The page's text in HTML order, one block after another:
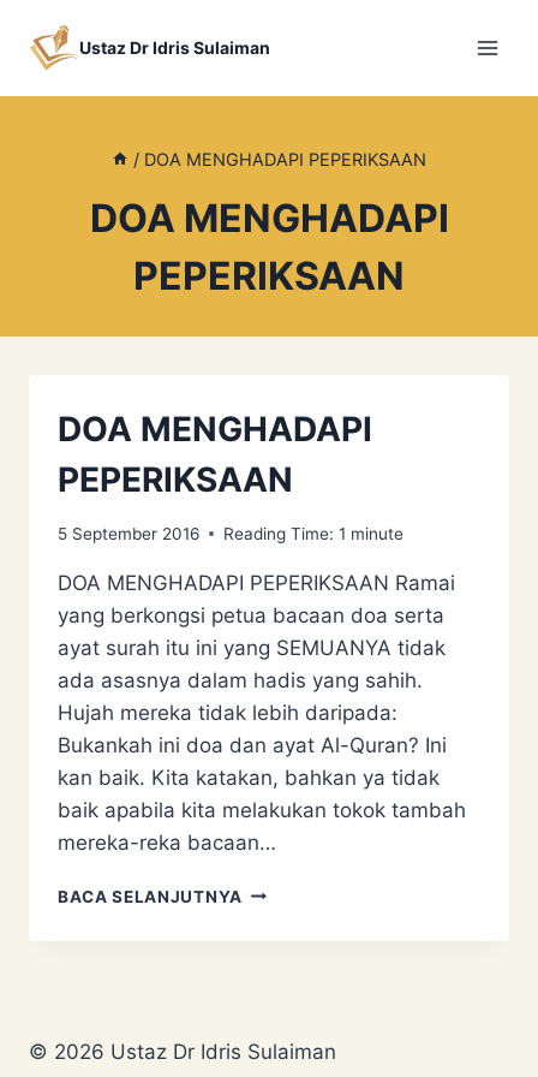
Ustaz Dr Idris Sulaiman
/ DOA MENGHADAPI PEPERIKSAAN
DOA MENGHADAPI
PEPERIKSAAN
DOA MENGHADAPI
PEPERIKSAAN
5 September 2016 Reading Time: 1 minute
DOA MENGHADAPI PEPERIKSAAN Ramai
yang berkongsi petua bacaan doa serta
ayat surah itu ini yang SEMUANYA tidak
ada asasnya dalam hadis yang sahih.
Hujah mereka tidak lebih daripada:
Bukankah ini doa dan ayat Al-Quran? Ini
kan baik. Kita katakan, bahkan ya tidak
baik apabila kita melakukan tokok tambah
mereka-reka bacaan…
BACA SELANJUTNYA DOA
PEPERIKSAAN
© 2026 Ustaz Dr Idris Sulaiman